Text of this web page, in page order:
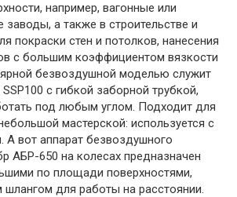
например, вагонные или
заводы, а также в строительстве и
покраски стен и потолков, нанесения
с большим коэффициентом вязкости
безвоздушной моделью служит
с гибкой заборной трубкой,
под любым углом. Подходит для
мастерской: используется с
вот аппарат безвоздушного
АБР-650 на колесах предназначен
по площади поверхностями,
для работы на расстоянии.